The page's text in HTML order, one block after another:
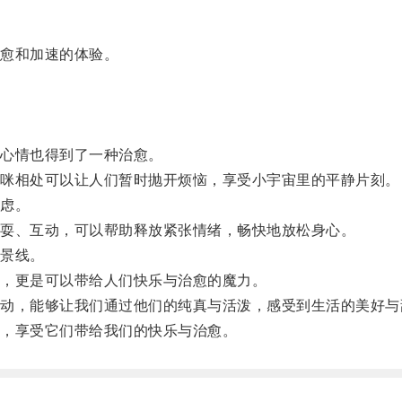
加速的体验。
也得到了一种治愈。
处可以让人们暂时抛开烦恼，享受小宇宙里的平静片刻。
。
互动，可以帮助释放紧张情绪，畅快地放松身心。
线。
是可以带给人们快乐与治愈的魔力。
能够让我们通过他们的纯真与活泼，感受到生活的美好与
受它们带给我们的快乐与治愈。